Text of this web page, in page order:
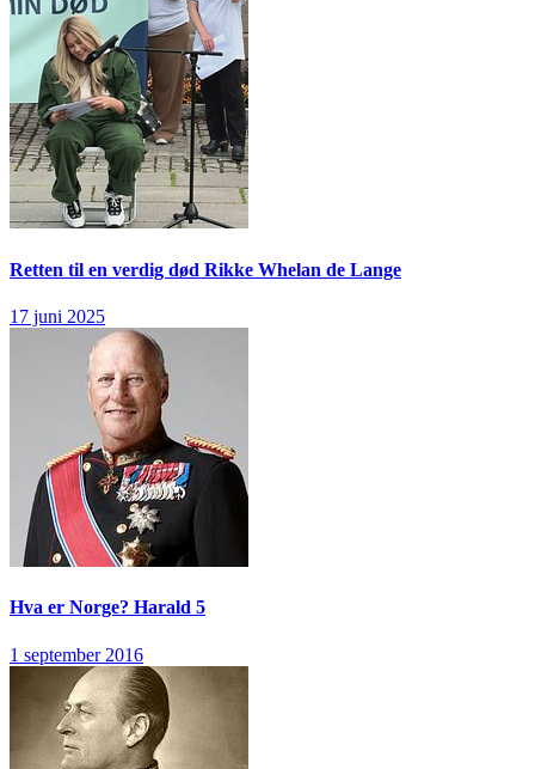
Retten til en verdig død Rikke Whelan de Lange
17 juni 2025
Hva er Norge? Harald 5
1 september 2016